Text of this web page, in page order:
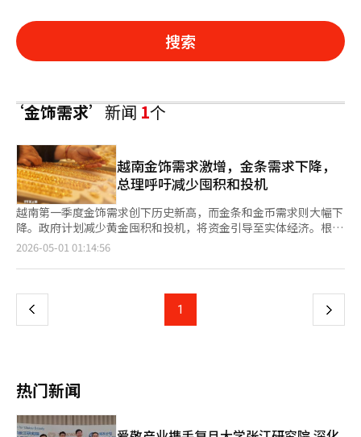
搜索
‘金饰需求’新闻1个
越南金饰需求激增，金条需求下降，
总理呼吁减少囤积和投机
越南第一季度金饰需求创下历史新高，而金条和金币需求则大幅下
降。政府计划减少黄金囤积和投机，将资金引导至实体经济。根据
世界黄金协会的报告，越南第一季度金饰需求达到4.72亿美元，比
指。全球金饰需求同比下降23%，至300吨，主要市场如中国、印
金需求显著减少，越南第一季度金条和金币需求同比下降24%，至
9吨，而全球个人投资者需求增长42%，达到474吨。越南政府正
动。政府还计划设立国家黄金交易所，以确保经济增长所需的资
金。总理还提出了信贷政策方向，要求灵活管理信贷增长，鼓励资
金流向实体经济，并支持社会住房和工业园区的发展。※ 本报道
经人工智能（AI）系统翻译与编辑。
2026-05-01 01:14:56
上
页
1 下
热门新闻